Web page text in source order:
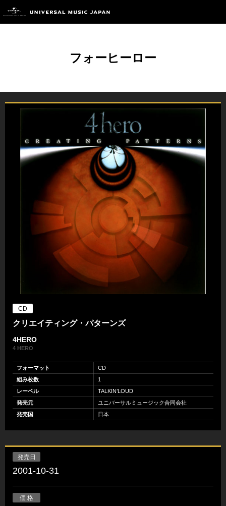
フォーヒーロー
CD
クリエイティング・パターンズ
4HERO
4 HERO
フォーマット
CD
組み枚数
1
レーベル
TALKIN’LOUD
発売元
ユニバーサルミュージック合同会社
発売国
日本
発売日
2001-10-31
価 格